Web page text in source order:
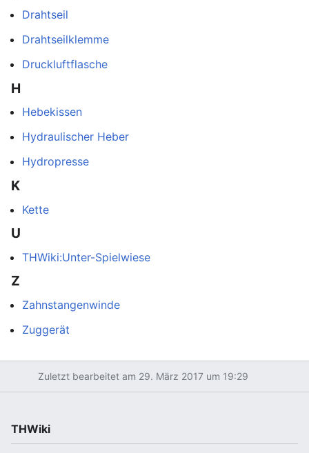
Drahtseil
Drahtseilklemme
Druckluftflasche
H
Hebekissen
Hydraulischer Heber
Hydropresse
K
Kette
U
THWiki:Unter-Spielwiese
Z
Zahnstangenwinde
Zuggerät
Zuletzt bearbeitet am 29. März 2017 um 19:29
THWiki